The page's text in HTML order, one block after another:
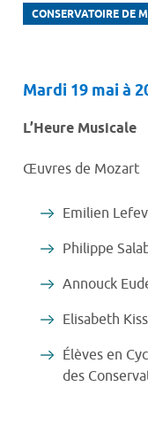
CONSERVATOIRE DE
Mardi 19 mai à
L’Heure Musicale
Œuvres de Mozart
Emilien
Philippe
Annouck
Elisabeth
Élèves en
des